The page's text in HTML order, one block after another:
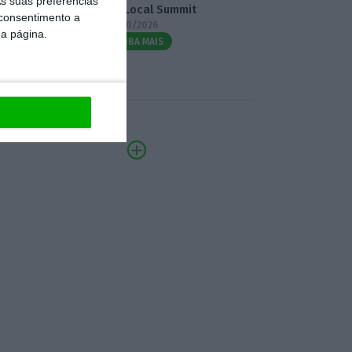
a
página.
3.º Local Summit
07/10/2026
SAIBA MAIS